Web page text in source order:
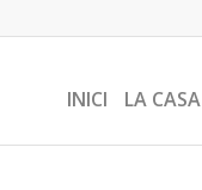
INICI LA CASA